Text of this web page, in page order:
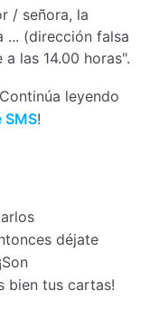
/ señora, la
... (dirección falsa
las 14.00 horas".
leyendo
SMS!
déjate
bien tus cartas!